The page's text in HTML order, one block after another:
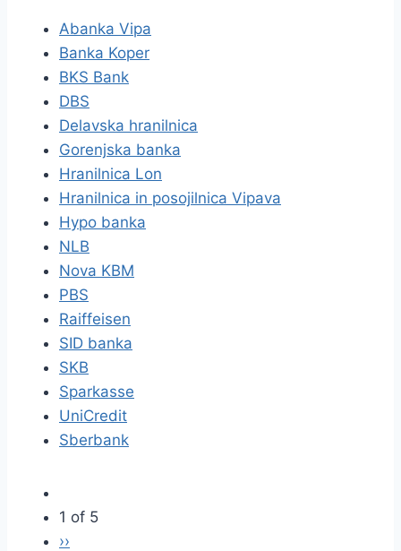
Abanka Vipa
Banka Koper
BKS Bank
DBS
Delavska hranilnica
Gorenjska banka
Hranilnica Lon
Hranilnica in posojilnica Vipava
Hypo banka
NLB
Nova KBM
PBS
Raiffeisen
SID banka
SKB
Sparkasse
UniCredit
Sberbank
1 of 5
››